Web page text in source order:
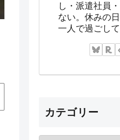
し・派遣社員
ない。休みの
一人で過ごして
カテゴリー